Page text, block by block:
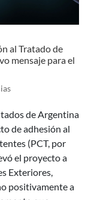
al Tratado de
mensaje para el
de Argentina
de adhesión al
(PCT, por
el proyecto a
Exteriores,
positivamente a